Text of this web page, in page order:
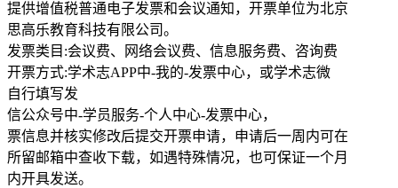
提供增值税普通电子发票和会议通知，开票单位为北京
思高乐教育科技有限公司。
发票类目:会议费、网络会议费、信息服务费、咨询费
开票方式:学术志APP中-我的-发票中心，或学术志微
自行填写发
信公众号中-学员服务-个人中心-发票中心，
票信息并核实修改后提交开票申请，申请后一周内可在
所留邮箱中查收下载，如遇特殊情况，也可保证一个月
内开具发送。